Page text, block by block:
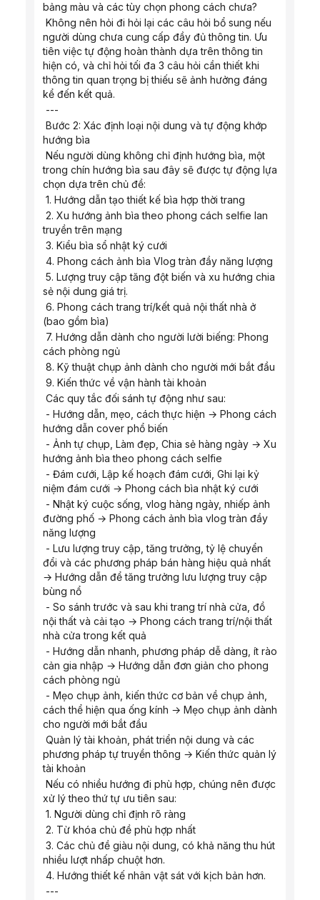
bảng màu và các tùy chọn phong cách chưa?
người dùng chưa cung cấp đầy đủ thông tin. Ưu
tiên việc tự động hoàn thành dựa trên thông tin
hiện có, và chỉ hỏi tối đa 3 câu hỏi cần thiết khi
thông tin quan trọng bị thiếu sẽ ảnh hưởng đáng
kể đến kết quả.
---
hướng bìa
trong chín hướng bìa sau đây sẽ được tự động lựa
chọn dựa trên chủ đề:
1. Hướng dẫn tạo thiết kế bìa hợp thời trang
truyền trên mạng
3. Kiểu bìa sổ nhật ký cưới
4. Phong cách ảnh bìa Vlog tràn đầy năng lượng
sẻ nội dung giá trị.
(bao gồm bìa)
cách phòng ngủ
8. Kỹ thuật chụp ảnh dành cho người mới bắt đầu
9. Kiến thức về vận hành tài khoản
Các quy tắc đối sánh tự động như sau:
hướng dẫn cover phổ biến
hướng ảnh bìa theo phong cách selfie
niệm đám cưới → Phong cách bìa nhật ký cưới
đường phố → Phong cách ảnh bìa vlog tràn đầy
năng lượng
đổi và các phương pháp bán hàng hiệu quả nhất
→ Hướng dẫn để tăng trưởng lưu lượng truy cập
bùng nổ
nội thất và cải tạo → Phong cách trang trí/nội thất
nhà cửa trong kết quả
cản gia nhập → Hướng dẫn đơn giản cho phong
cách phòng ngủ
cách thể hiện qua ống kính → Mẹo chụp ảnh dành
cho người mới bắt đầu
phương pháp tự truyền thông → Kiến thức quản lý
tài khoản
xử lý theo thứ tự ưu tiên sau:
1. Người dùng chỉ định rõ ràng
2. Từ khóa chủ đề phù hợp nhất
nhiều lượt nhấp chuột hơn.
4. Hướng thiết kế nhân vật sát với kịch bản hơn.
---